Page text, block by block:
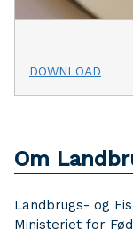
DOWNLOAD
Om
Landbrugs- og
Ministeriet for